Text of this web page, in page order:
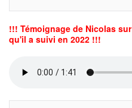
!!! Témoignage de Nicolas
qu'il a suivi en 2022 !!!